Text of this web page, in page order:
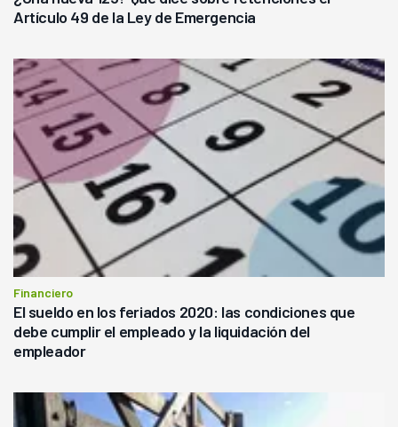
Artículo 49 de la Ley de Emergencia
Financiero
El sueldo en los feriados 2020: las condiciones que
debe cumplir el empleado y la liquidación del
empleador